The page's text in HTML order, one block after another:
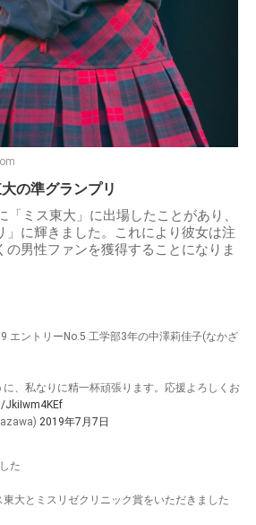
の準グランプリ
「ミス東大」に出場したことがあり、
」に輝きました。これにより彼女は注
の男性ファンを獲得することになりま
エントリーNo.5 工学部3年の中澤莉佳子(なかざ
、私なりに精一杯頑張ります。応援よろしくお
JkiIwm4KEf
2019年7月7日
た
大とミスリゼクリニック賞をいただきました